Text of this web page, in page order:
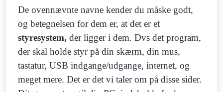
De ovennævnte navne kender du måske godt,
og betegnelsen for dem er, at det er et
styresystem, der ligger i dem. Dvs det program,
der skal holde styr på din skærm, din mus,
tastatur, USB indgange/udgange, internet, og
meget mere. Det er det vi taler om på disse sider.